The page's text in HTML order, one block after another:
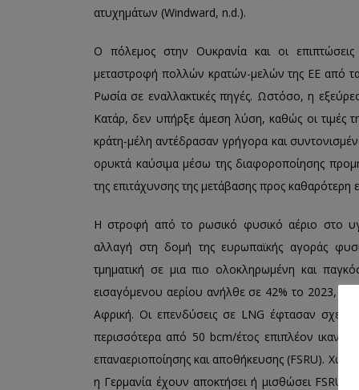
ατυχημάτων (Windward, n.d.).
Ο πόλεμος στην Ουκρανία και οι
μεταστροφή πολλών κρατών-μελών της ΕΕ από
Ρωσία σε εναλλακτικές πηγές. Ωστόσο, η
Κατάρ, δεν υπήρξε άμεση λύση, καθώς οι τιμές
κράτη-μέλη αντέδρασαν γρήγορα και
ορυκτά καύσιμα μέσω της διαφοροποίησης
της επιτάχυνσης της μετάβασης προς καθαρότερη
Η στροφή από το ρωσικό φυσικό αέριο στο
αλλαγή στη δομή της ευρωπαϊκής αγοράς
τμηματική σε μια πιο ολοκληρωμένη και
εισαγόμενου αερίου ανήλθε σε 42% το 2023, με
Αφρική. Οι επενδύσεις σε LNG έφτασαν
περισσότερα από 50 bcm/έτος επιπλέον
επαναεριοποίησης και αποθήκευσης (FSRU).
η Γερμανία έχουν αποκτήσει ή μισθώσει